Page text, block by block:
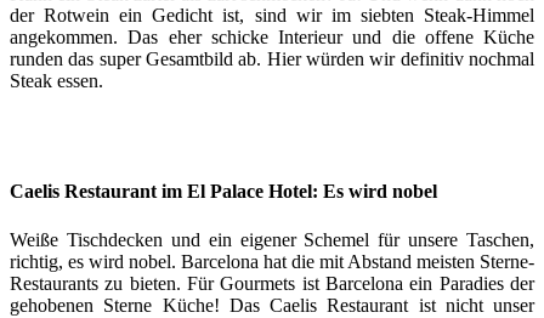
der Rotwein ein Gedicht ist, sind wir im siebten Steak-Himmel
angekommen. Das eher schicke Interieur und die offene Küche
runden das super Gesamtbild ab. Hier würden wir definitiv nochmal
Steak essen.
Caelis Restaurant im El Palace Hotel: Es wird nobel
Weiße Tischdecken und ein eigener Schemel für unsere Taschen,
richtig, es wird nobel. Barcelona hat die mit Abstand meisten Sterne-
Restaurants zu bieten. Für Gourmets ist Barcelona ein Paradies der
gehobenen Sterne Küche! Das Caelis Restaurant ist nicht unser